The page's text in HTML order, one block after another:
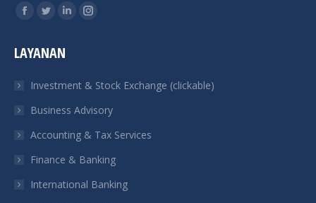
Find us on:
Facebook
opens
new
window
Twitter
opens
new
window
Linkedin
new
window
Instagram
new
window
LAYANAN
Investment & Stock Exchange (clickable)
Business Advisory
Accounting & Tax Services
Finance & Banking
International Banking